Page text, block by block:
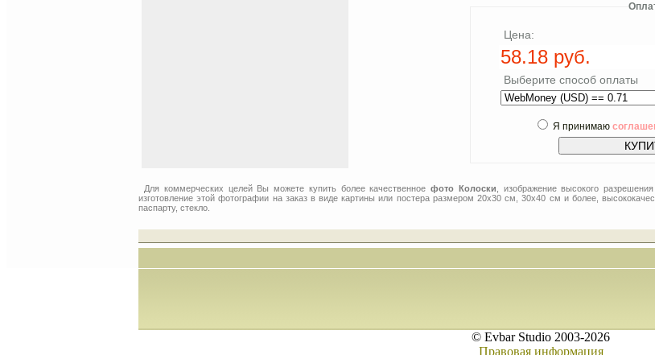
Цена:
Выберите способ оплаты
Я принимаю
Для коммерческих целей Вы можете купить более качественное фото Колоски , изображение высокого
изготовление этой фотографии на заказ в виде картины или постера размером 20x30 см, 30x40 см и более,
паспарту, стекло.
© Evbar Studio 2003-2026
Правовая информация